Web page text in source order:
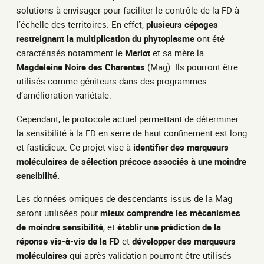
solutions à envisager pour faciliter le contrôle de la FD à
l’échelle des territoires. En effet, plusieurs cépages
restreignant la multiplication du phytoplasme ont été
caractérisés notamment le Merlot et sa mère la
Magdeleine Noire des Charentes (Mag). Ils pourront être
utilisés comme géniteurs dans des programmes
d’amélioration variétale.
Cependant, le protocole actuel permettant de déterminer
la sensibilité à la FD en serre de haut confinement est long
et fastidieux. Ce projet vise à identifier des marqueurs
moléculaires de sélection précoce associés à une moindre
sensibilité.
Les données omiques de descendants issus de la Mag
seront utilisées pour mieux comprendre les mécanismes
de moindre sensibilité, et établir une prédiction de la
réponse vis-à-vis de la FD et développer des marqueurs
moléculaires qui après validation pourront être utilisés